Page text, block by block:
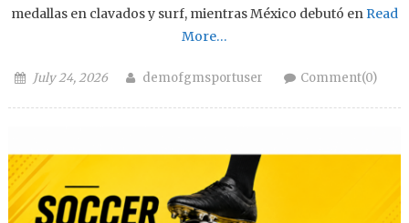
medallas en clavados y surf, mientras México debutó en Read
More…
Posted on
July 24, 2026 Author
demofgmsportuser Comment(0)